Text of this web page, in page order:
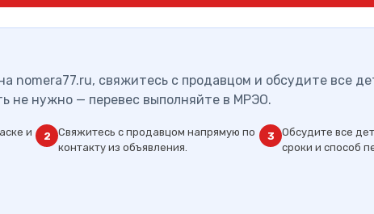
nomera77.ru, свяжитесь с продавцом и обсудите все
не нужно — перевес выполняйте в МРЭО.
и
2
Свяжитесь с продавцом напрямую по
контакту из объявления.
3
Обсудите все
сроки и способ